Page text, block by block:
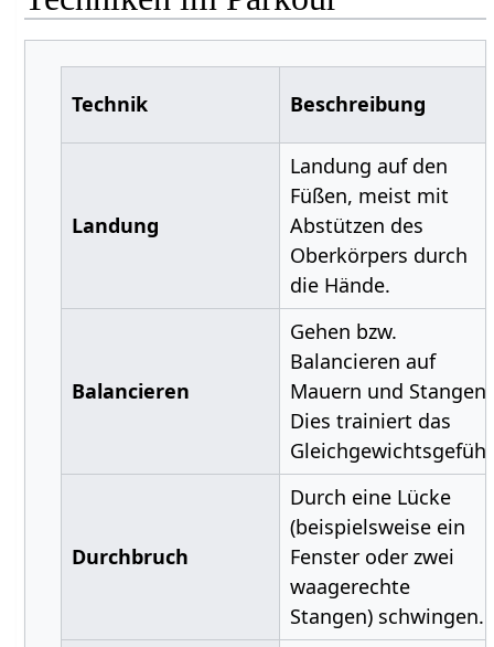
Technik Beschreibung
Landung
Landung auf den
Füßen, meist mit
Abstützen des
Oberkörpers durch
die Hände.
Balancieren
Gehen bzw.
Balancieren auf
Mauern und Stangen.
Dies trainiert das
Durchbruch
Durch eine Lücke
(beispielsweise ein
Fenster oder zwei
waagerechte
Stangen) schwingen.